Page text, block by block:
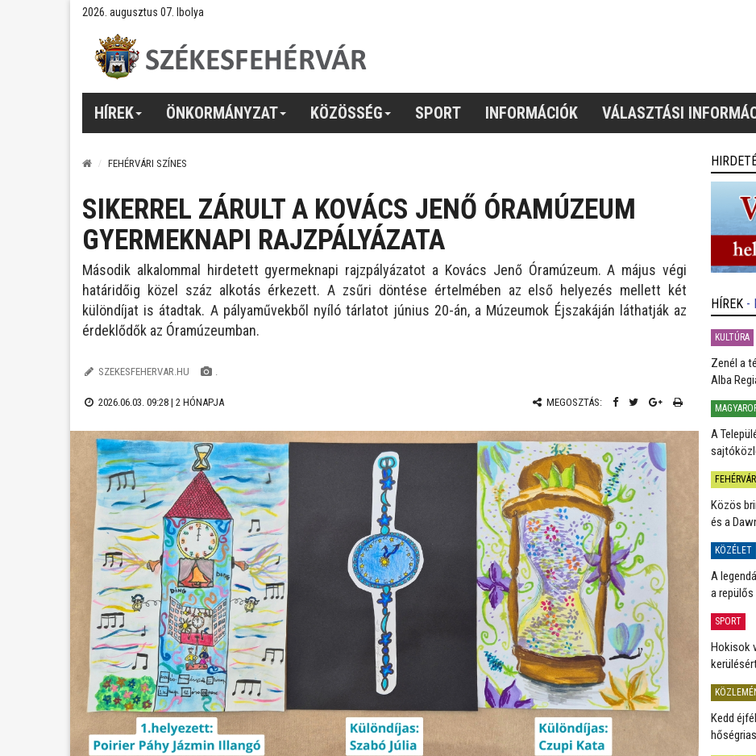
2026. augusztus 07. Ibolya
HÍREK ÖNKORMÁNYZAT KÖZÖSSÉG SPORT INFORMÁCIÓK VÁLASZTÁSI
FEHÉRVÁRI SZÍNES
SIKERREL ZÁRULT A KOVÁCS JENŐ ÓRAMÚZEUM
GYERMEKNAPI RAJZPÁLYÁZATA
Második alkalommal hirdetett gyermeknapi rajzpályázatot a Kovács Jenő Óramúzeum. A május végi
határidőig közel száz alkotás érkezett. A zsűri döntése értelmében az első helyezés mellett két
különdíjat is átadtak. A pályaművekből nyíló tárlatot június 20-án, a Múzeumok Éjszakáján láthatják az
érdeklődők az Óramúzeumban.
SZEKESFEHERVAR.HU .
2026.06.03. 09:28 | 2 HÓNAPJA MEGOSZTÁS:
HÍREK -
KULTÚRA
Zenél a
Alba
A
Közös
és a
KÖZÉLET
A
a
SPORT
Hokisok
Kedd